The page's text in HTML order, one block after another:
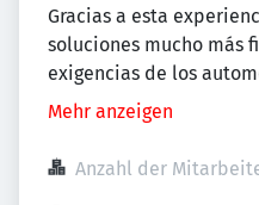
Gracias a esta
soluciones mucho más
exigencias de los
Mehr anzeigen
Anzahl der